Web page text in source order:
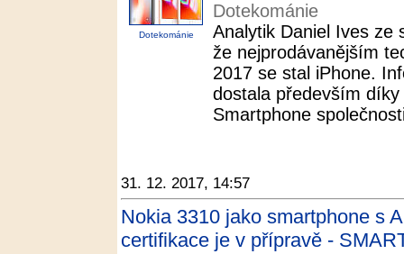
Dotekománie
Dotekománie
Analytik Daniel Ives ze
že nejprodávanějším
2017 se stal iPhone.
dostala především
Smartphone
31. 12. 2017, 14:57
Nokia 3310 jako smartphone s
certifikace je v přípravě -